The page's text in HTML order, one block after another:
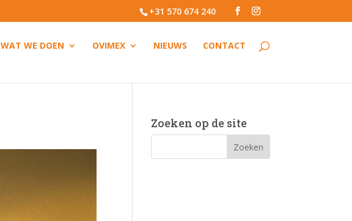
+31 570 674 240
WAT WE DOEN OVIMEX NIEUWS CONTACT
Zoeken op de site